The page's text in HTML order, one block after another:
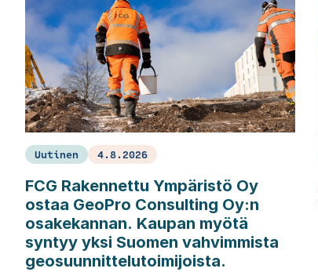
Uutinen 4.8.2026
FCG Rakennettu Ympäristö Oy
ostaa GeoPro Consulting Oy:n
osakekannan. Kaupan myötä
syntyy yksi Suomen vahvimmista
geosuunnittelutoimijoista.